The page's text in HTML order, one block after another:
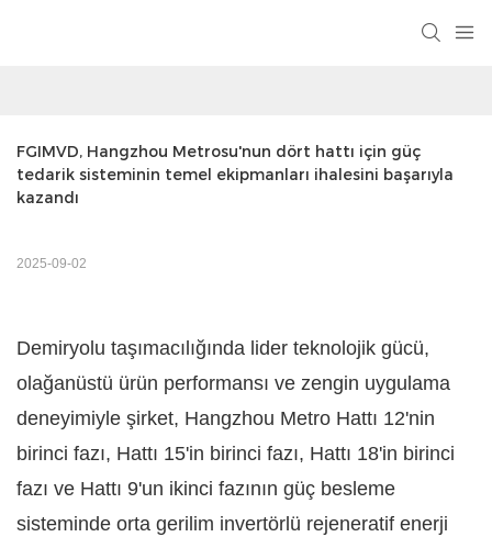
FGIMVD, Hangzhou Metrosu'nun dört hattı için güç
tedarik sisteminin temel ekipmanları ihalesini başarıyla
kazandı
2025-09-02
Demiryolu taşımacılığında lider teknolojik gücü,
olağanüstü ürün performansı ve zengin uygulama
deneyimiyle şirket, Hangzhou Metro Hattı 12'nin
birinci fazı, Hattı 15'in birinci fazı, Hattı 18'in birinci
fazı ve Hattı 9'un ikinci fazının güç besleme
sisteminde orta gerilim invertörlü rejeneratif enerji